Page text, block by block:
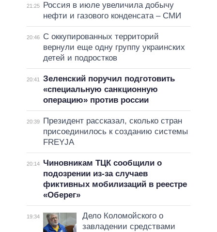
21:25
Россия в июле увеличила добычу
нефти и газового конденсата – СМИ
20:46
С оккупированных территорий
вернули еще одну группу украинских
детей и подростков
20:41
Зеленский поручил подготовить
«специальную санкционную
операцию» против россии
20:39
Президент рассказал, сколько стран
присоединилось к созданию системы
FREYJA
20:14
Чиновникам ТЦК сообщили о
подозрении из-за случаев
фиктивных мобилизаций в реестре
«Оберег»
19:34
Дело Коломойского о
завладении средствами